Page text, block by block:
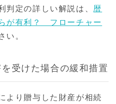
判定の詳しい解説は、 暦
が有利？ フローチャー
い。
を受けた場合の緩和措置
より贈与した財産が相続